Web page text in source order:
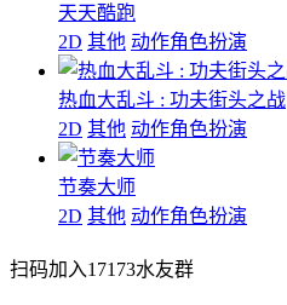
天天酷跑
2D 其他 动作角色扮演
热血大乱斗 : 功夫街头之战
2D 其他 动作角色扮演
节奏大师
2D 其他 动作角色扮演
扫码加入17173水友群